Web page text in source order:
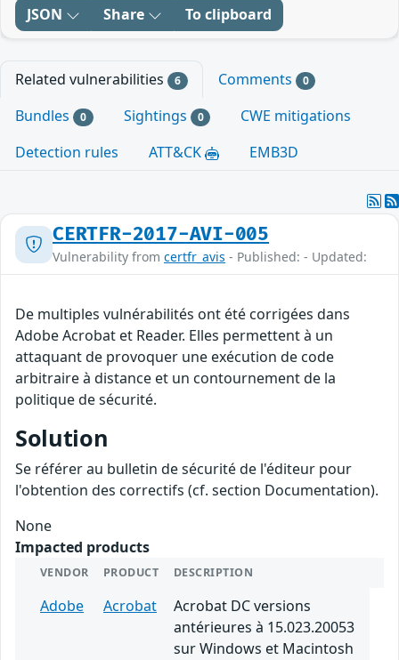
JSON Share To clipboard
Related vulnerabilities 6 Comments 0
Bundles 0 Sightings 0
CWE mitigations
Detection rules
ATT&CK EMB3D
CERTFR-2017-AVI-005
Vulnerability from certfr_avis - Published: - Updated:
De multiples vulnérabilités ont été corrigées dans
Adobe Acrobat et Reader. Elles permettent à un
attaquant de provoquer une exécution de code
arbitraire à distance et un contournement de la
politique de sécurité.
Solution
Se référer au bulletin de sécurité de l'éditeur pour
l'obtention des correctifs (cf. section Documentation).
None
Impacted products
VENDOR PRODUCT DESCRIPTION
Adobe Acrobat
Acrobat DC versions
antérieures à 15.023.20053
sur Windows et Macintosh